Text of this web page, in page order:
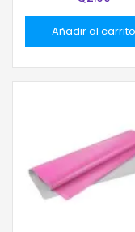
Añadir al carrito